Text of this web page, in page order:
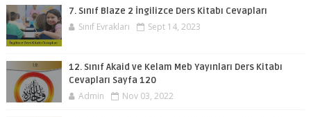
7. Sınıf Blaze 2 İngilizce Ders Kitabı Cevapları
Sınıf Evrakları Sept 14, 2023
12. Sınıf Akaid ve Kelam Meb Yayınları Ders Kitabı
Cevapları Sayfa 120
Admin Nov 03, 2022